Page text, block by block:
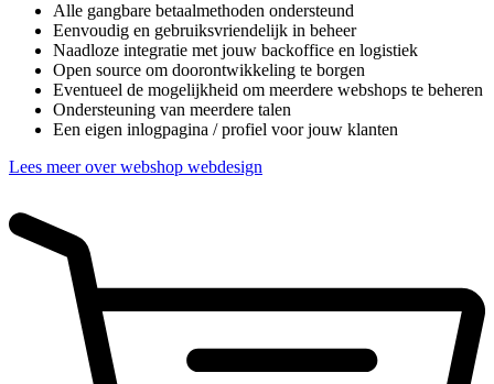
Alle gangbare betaalmethoden ondersteund
Eenvoudig en gebruiksvriendelijk in beheer
Naadloze integratie met jouw backoffice en logistiek
Open source om doorontwikkeling te borgen
Eventueel de mogelijkheid om meerdere webshops te beheren
Ondersteuning van meerdere talen
Een eigen inlogpagina / profiel voor jouw klanten
Lees meer over webshop webdesign